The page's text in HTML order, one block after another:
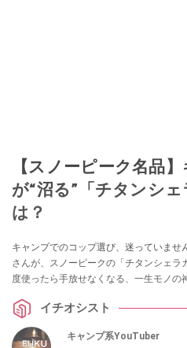
【スノーピーク名品
が“沼る”「チタンシ
は？
キャンプでのコップ選び、迷っていませ
さんが、スノーピークの「チタンシェ
度使ったら手放せなくなる、一生モノの
イチオシスト
キャンプ系YouTuber